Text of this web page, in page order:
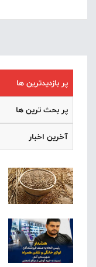
پر بازدیدترین ها
پر بحث ترین ها
آخرین اخبار